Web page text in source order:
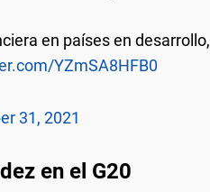
en países en desarrollo,
YZmSA8HFB0
31, 2021
en el G20